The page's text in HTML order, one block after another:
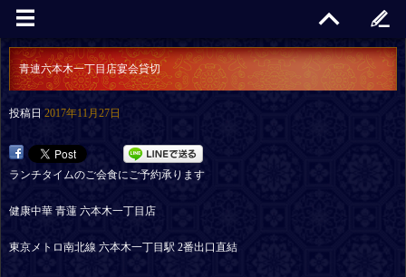
青連六本木一丁目店宴会貸切
投稿日 2017年11月27日
ランチタイムのご会食にご予約承ります
健康中華 青蓮 六本木一丁目店
東京メトロ南北線 六本木一丁目駅 2番出口直結